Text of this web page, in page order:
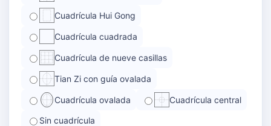
Cuadrícula Hui Gong
Cuadrícula cuadrada
Cuadrícula de nueve casillas
Tian Zi con guía ovalada
Cuadrícula ovalada Cuadrícula central
Sin cuadrícula